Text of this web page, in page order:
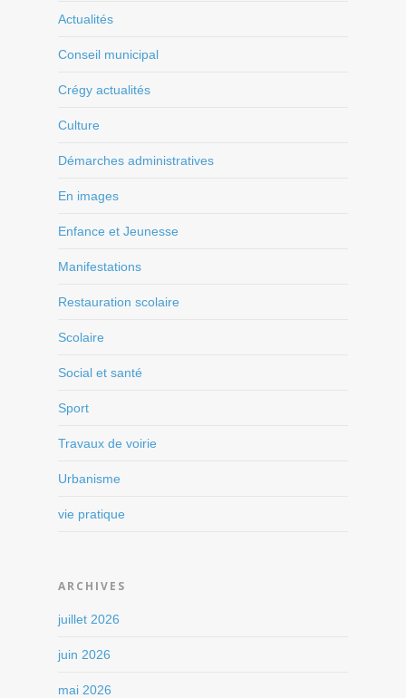
Actualités
Conseil municipal
Crégy actualités
Culture
Démarches administratives
En images
Enfance et Jeunesse
Manifestations
Restauration scolaire
Scolaire
Social et santé
Sport
Travaux de voirie
Urbanisme
vie pratique
ARCHIVES
juillet 2026
juin 2026
mai 2026